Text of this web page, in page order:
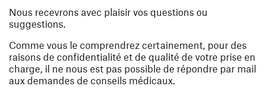
Nous recevrons avec plaisir vos questions ou
suggestions.
Comme vous le comprendrez certainement, pour des
raisons de confidentialité et de qualité de votre prise en
charge, il ne nous est pas possible de répondre par mail
aux demandes de conseils médicaux.